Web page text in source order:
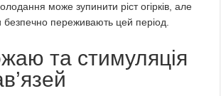
може зупинити ріст огірків, але
безпечно переживають цей період.
та стимуляція